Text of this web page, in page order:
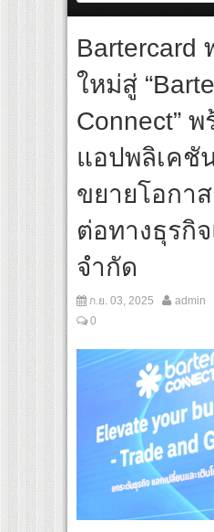
เชียร์ สู่ทีมชาติไทย ชวนแฟนลูกยางใกล้ชิดนัก
งระดับโลก “ปู่ม่านย่าม่าน” เรียนรู้นวัตกรร
ยักษ์ ‘คุณยายวรนาฏ’ (INHERIT) เตรีย
สุดชีวิต โกนหัวรับบทแม่ชี นำทีมนักแ
“Under Her Rules ใต้เงาจันทรา” เปิดเ
Bartercard
ใหม่สู่
Connect”
แอปพลิเคชั
ขยายโอกา
ต่อทางธุรกิ
จำกัด
ก.ย. 03, 2025 admin
0